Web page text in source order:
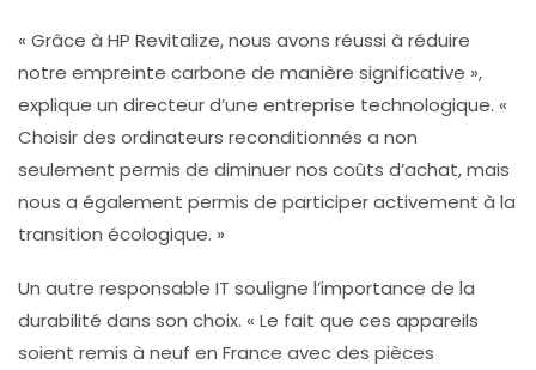
« Grâce à HP Revitalize, nous avons réussi à réduire
notre empreinte carbone de manière significative »,
explique un directeur d’une entreprise technologique. «
Choisir des ordinateurs reconditionnés a non
seulement permis de diminuer nos coûts d’achat, mais
nous a également permis de participer activement à la
transition écologique. »
Un autre responsable IT souligne l’importance de la
durabilité dans son choix. « Le fait que ces appareils
soient remis à neuf en France avec des pièces